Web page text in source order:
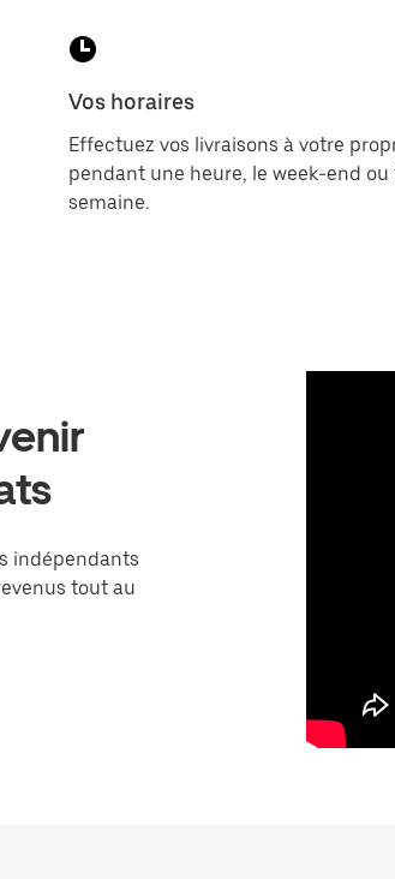
Vos horaires
Effectuez vos livraisons à votre
pendant une heure, le week-end ou
semaine.
indépendants
tout au